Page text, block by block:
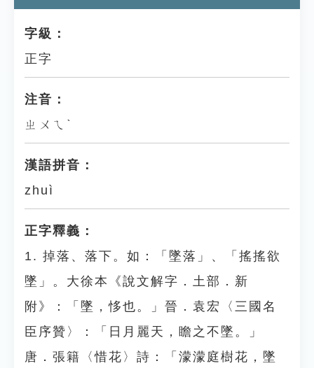
字級：
正字
注音：
ㄓㄨㄟˋ
漢語拼音：
zhuì
正字釋義：
1. 掉落、落下。如：「墜落」、「搖搖欲
墜」。大徐本《說文解字．土部．新
附》：「墜，恀也。」晉．袁宏〈三國名
臣序贊〉：「日月麗天，瞻之不墜。」
唐．張籍〈惜花〉詩：「濛濛庭樹花，墜